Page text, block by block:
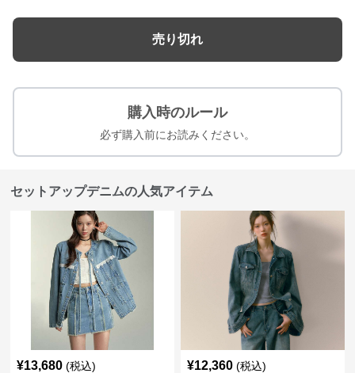
売り切れ
購入時のルール
必ず購入前にお読みください。
セットアップデニムの人気アイテム
¥13,680 (税込) ¥12,360 (税込)